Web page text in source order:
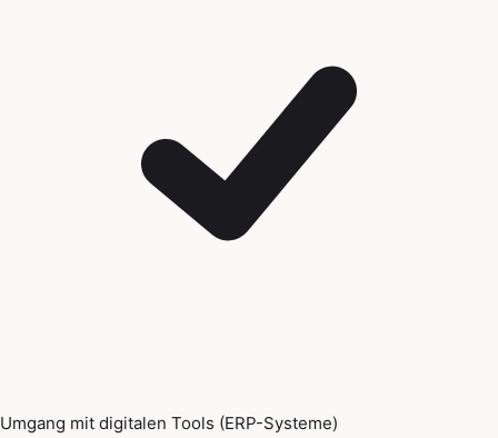
Umgang mit digitalen Tools (ERP-Systeme)